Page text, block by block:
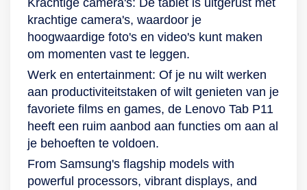
krachtige camera's, waardoor je
hoogwaardige foto's en video's kunt maken
om momenten vast te leggen.
Werk en entertainment: Of je nu wilt werken
aan productiviteitstaken of wilt genieten van je
favoriete films en games, de Lenovo Tab P11
heeft een ruim aanbod aan functies om aan al
je behoeften te voldoen.
From Samsung's flagship models with
powerful processors, vibrant displays, and